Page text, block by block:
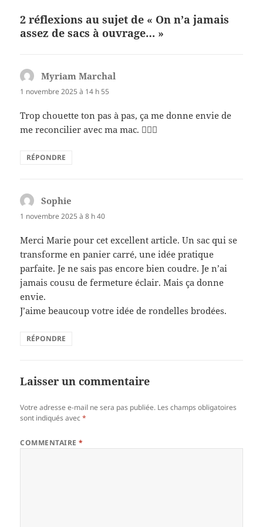
o
o
er
2 réflexions au sujet de « On n’a jamais
assez de sacs à ouvrage… »
Myriam Marchal
1 novembre 2025 à 14 h 55
Trop chouette ton pas à pas, ça me donne envie de
me reconcilier avec ma mac. 👌🏻😘
RÉPONDRE
Sophie
1 novembre 2025 à 8 h 40
Merci Marie pour cet excellent article. Un sac qui se
transforme en panier carré, une idée pratique
parfaite. Je ne sais pas encore bien coudre. Je n’ai
jamais cousu de fermeture éclair. Mais ça donne
envie.
J’aime beaucoup votre idée de rondelles brodées.
RÉPONDRE
Laisser un commentaire
Votre adresse e-mail ne sera pas publiée. Les champs obligatoires
sont indiqués avec*
COMMENTAIRE*